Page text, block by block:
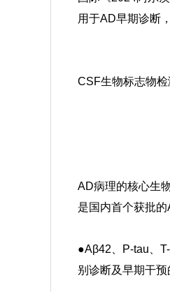
用于AD早期诊断
CSF生物标志物
AD病理的核心生
是国内首个获批
●Aβ42、P-tau、
别诊断及早期干